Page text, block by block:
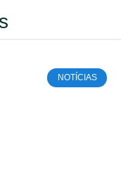
NOTÍCIAS